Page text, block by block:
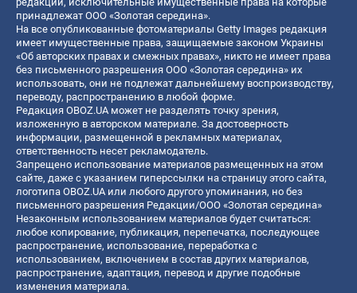
принадлежат ООО «Золотая середина».
На все опубликованные фотоматериалы Getty Images редакция
имеет имущественные права, защищаемые законом Украины
«Об авторских правах и смежных правах», никто не имеет права
без письменного разрешения ООО «Золотая середина» их
использовать, они не подлежат дальнейшему воспроизводству,
переводу, распространению в любой форме.
Редакция OBOZ.UA может не разделять точку зрения,
изложенную в авторском материале. За достоверность
информации, размещенной в рекламных материалах,
ответственность несет рекламодатель.
Запрещено использование материалов размещенных на этом
сайте, даже с указанием гиперссылки на страницу этого сайта,
логотипа OBOZ.UA или любого другого упоминания, но без
письменного разрешения Редакции/ООО «Золотая середина»
Незаконным использованием материалов будет считаться:
любое копирование, публикация, перепечатка, последующее
распространение, использование, переработка с
использованием, включением в состав других материалов,
распространение, адаптация, перевод и другие подобные
изменения материала.